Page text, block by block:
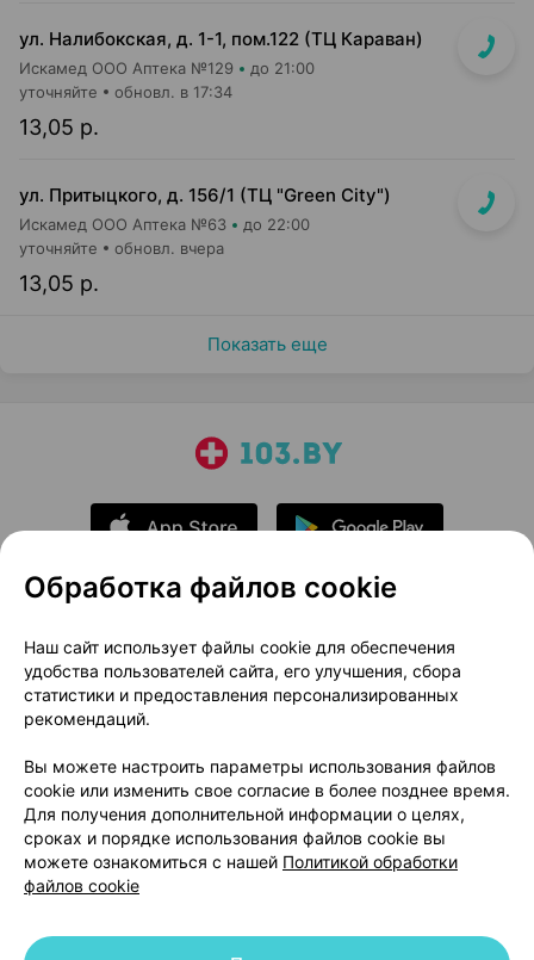
ул. Налибокская, д. 1-1, пом.122 (ТЦ Караван)
Искамед ООО Аптека №129 до 21:00
13,05 р.
уточняйте обновл. в 17:34
ул. Притыцкого, д. 156/1 (ТЦ "Green City")
Искамед ООО Аптека №63 до 22:00
13,05 р.
уточняйте обновл. вчера
Показать еще
О проекте
Новости проекта
Размещение рекламы
Медицинский маркетинг
Публичный договор
Доставка
Способы оплаты
Вакансии
Партнеры
Написать руководителю 103.by
Написать в поддержку
Персональные настройки Cookie
Обработка файлов cookie
Наш сайт использует файлы cookie для обеспечения
удобства пользователей сайта, его улучшения, сбора
статистики и предоставления персонализированных
рекомендаций.
Вы можете настроить параметры использования файлов
cookie или изменить свое согласие в более позднее время.
Для получения дополнительной информации о целях,
сроках и порядке использования файлов cookie вы
можете ознакомиться с нашей Политикой обработки
файлов cookie